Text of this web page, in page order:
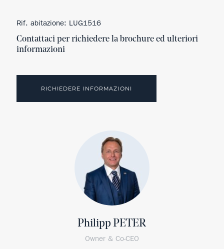
Rif. abitazione: LUG1516
Contattaci per richiedere la brochure ed ulteriori
informazioni
RICHIEDERE INFORMAZIONI
Philipp PETER
Owner & Co-CEO